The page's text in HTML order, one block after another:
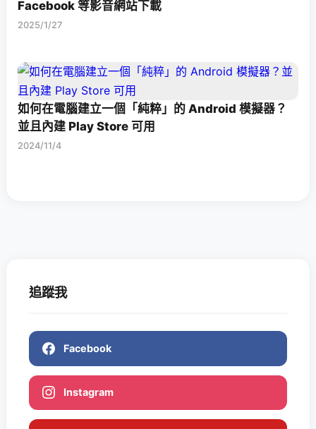
Facebook 等影音網站下載
2025/1/27
如何在電腦建立一個「純粹」的 Android 模擬器？
並且內建 Play Store 可用
2024/11/4
追蹤我
Facebook
Instagram